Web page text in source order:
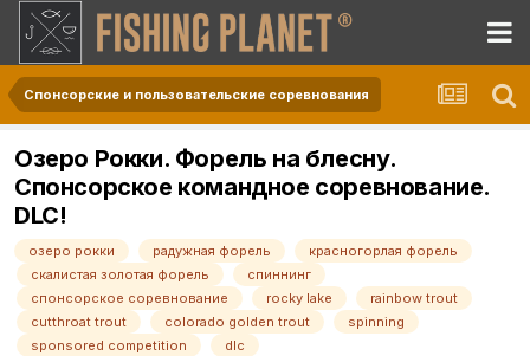
Спонсорские и пользовательские соревнования
Озеро Рокки. Форель на блесну.
Спонсорское командное соревнование.
DLC!
озеро рокки радужная форель
красногорлая форель
скалистая золотая форель
спиннинг
спонсорское соревнование
rocky lake
rainbow trout
cutthroat trout
colorado golden trout
spinning
sponsored competition
dlc